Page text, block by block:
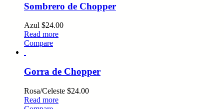
Sombrero de Chopper
Azul $24.00
Read more
Compare
Gorra de Chopper
Rosa/Celeste $24.00
Read more